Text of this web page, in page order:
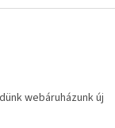
webáruházunk új